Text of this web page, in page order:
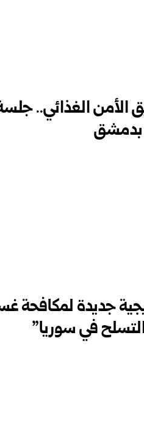
الأمن الغذائي..
بدمشق
جديدة لمكافحة
في سوريا”